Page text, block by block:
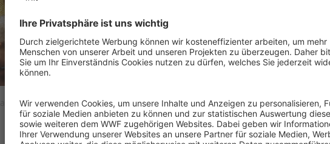
© Solis Images / iStock / Getty Images
kniffliges
Aber bevor du losziehst,